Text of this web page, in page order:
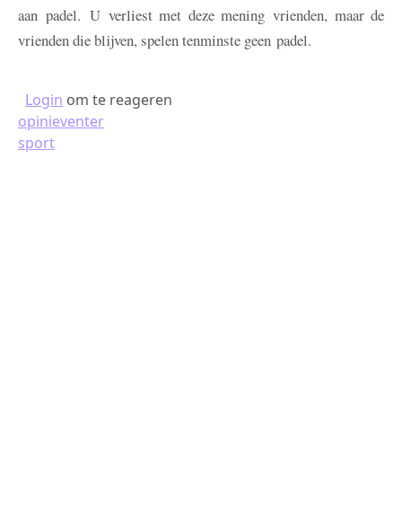
aan padel. U verliest met deze mening vrienden, maar de
vrienden die blijven, spelen tenminste geen padel.
Login om te reageren
opinieventer
sport